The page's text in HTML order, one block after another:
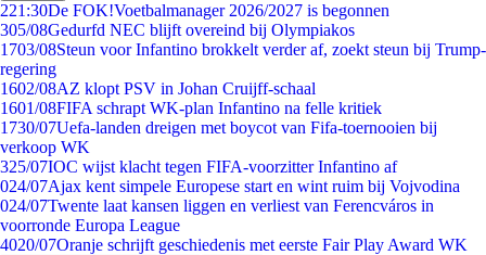
221:30De FOK!Voetbalmanager 2026/2027 is begonnen
305/08Gedurfd NEC blijft overeind bij Olympiakos
1703/08Steun voor Infantino brokkelt verder af, zoekt steun bij Trump-
regering
1602/08AZ klopt PSV in Johan Cruijff-schaal
1601/08FIFA schrapt WK-plan Infantino na felle kritiek
1730/07Uefa-landen dreigen met boycot van Fifa-toernooien bij
verkoop WK
325/07IOC wijst klacht tegen FIFA-voorzitter Infantino af
024/07Ajax kent simpele Europese start en wint ruim bij Vojvodina
024/07Twente laat kansen liggen en verliest van Ferencváros in
voorronde Europa League
4020/07Oranje schrijft geschiedenis met eerste Fair Play Award WK